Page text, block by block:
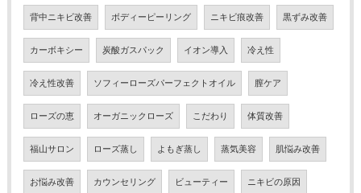
背中ニキビ改善 ボディーピーリング ニキビ痕改善 黒ずみ改善
カーボキシー 炭酸ガスパック イオン導入 冷え性
冷え性改善 ソフィーローズパーフェクトオイル 膣ケア
ローズの恵 オーガニックローズ こだわり 体質改善
福山サロン ローズ蒸し よもぎ蒸し 蒸気美容 肌悩み改善
お悩み改善 カウンセリング ビューティー ニキビの原因